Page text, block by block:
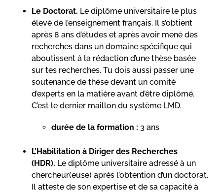
Le Doctorat. Le diplôme universitaire le plus
élevé de l’enseignement français. Il s’obtient
après 8 ans d’études et après avoir mené des
recherches dans un domaine spécifique qui
aboutissent à la rédaction d’une thèse basée
sur tes recherches. Tu dois aussi passer une
soutenance de thèse devant un comité
d’experts en la matière avant d’être diplômé.
C’est le dernier maillon du système LMD.
durée de la formation : 3 ans
L’Habilitation à Diriger des Recherches
(HDR). Le diplôme universitaire adressé à un
chercheur(euse) après l’obtention d’un doctorat.
Il atteste de son expertise et de sa capacité à